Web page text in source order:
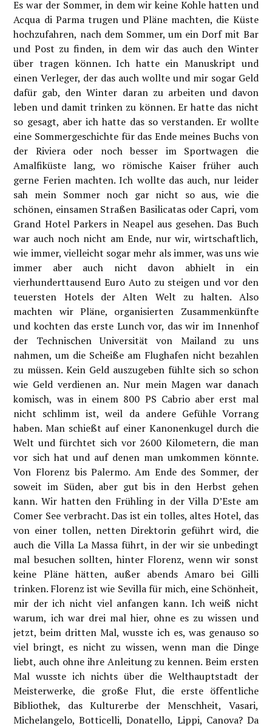
Es war der Sommer, in dem wir keine Kohle hatten und
Acqua di Parma trugen und Pläne machten, die Küste
hochzufahren, nach dem Sommer, um ein Dorf mit Bar
und Post zu finden, in dem wir das auch den Winter
über tragen können. Ich hatte ein Manuskript und
einen Verleger, der das auch wollte und mir sogar Geld
dafür gab, den Winter daran zu arbeiten und davon
leben und damit trinken zu können. Er hatte das nicht
so gesagt, aber ich hatte das so verstanden. Er wollte
eine Sommergeschichte für das Ende meines Buchs von
der Riviera oder noch besser im Sportwagen die
Amalfiküste lang, wo römische Kaiser früher auch
gerne Ferien machten. Ich wollte das auch, nur leider
sah mein Sommer noch gar nicht so aus, wie die
schönen, einsamen Straßen Basilicatas oder Capri, vom
Grand Hotel Parkers in Neapel aus gesehen. Das Buch
war auch noch nicht am Ende, nur wir, wirtschaftlich,
wie immer, vielleicht sogar mehr als immer, was uns wie
immer aber auch nicht davon abhielt in ein
vierhunderttausend Euro Auto zu steigen und vor den
teuersten Hotels der Alten Welt zu halten. Also
machten wir Pläne, organisierten Zusammenkünfte
und kochten das erste Lunch vor, das wir im Innenhof
der Technischen Universität von Mailand zu uns
nahmen, um die Scheiße am Flughafen nicht bezahlen
zu müssen. Kein Geld auszugeben fühlte sich so schon
wie Geld verdienen an. Nur mein Magen war danach
komisch, was in einem 800 PS Cabrio aber erst mal
nicht schlimm ist, weil da andere Gefühle Vorrang
haben. Man schießt auf einer Kanonenkugel durch die
Welt und fürchtet sich vor 2600 Kilometern, die man
vor sich hat und auf denen man umkommen könnte.
Von Florenz bis Palermo. Am Ende des Sommer, der
soweit im Süden, aber gut bis in den Herbst gehen
kann. Wir hatten den Frühling in der Villa D’Este am
Comer See verbracht. Das ist ein tolles, altes Hotel, das
von einer tollen, netten Direktorin geführt wird, die
auch die Villa La Massa führt, in der wir sie unbedingt
mal besuchen sollten, hinter Florenz, wenn wir sonst
keine Pläne hätten, außer abends Amaro bei Gilli
trinken. Florenz ist wie Sevilla für mich, eine Schönheit,
mir der ich nicht viel anfangen kann. Ich weiß nicht
warum, ich war drei mal hier, ohne es zu wissen und
jetzt, beim dritten Mal, wusste ich es, was genauso so
viel bringt, es nicht zu wissen, wenn man die Dinge
liebt, auch ohne ihre Anleitung zu kennen. Beim ersten
Mal wusste ich nichts über die Welthauptstadt der
Meisterwerke, die große Flut, die erste öffentliche
Bibliothek, das Kulturerbe der Menschheit, Vasari,
Michelangelo, Botticelli, Donatello, Lippi, Canova? Da